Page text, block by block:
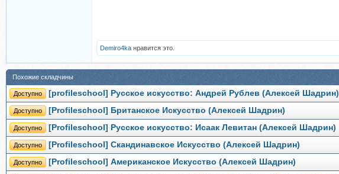
Demiro4ka нравится это.
Похожие складчины
Доступно [profileschool] Русское искусство: Андрей Рублев (Алексей Шадрин)
Доступно [Profileschool] Британское Искусство (Алексей Шадрин)
Доступно [Profileschool] Русское искусство: Исаак Левитан (Алексей Шадрин)
Доступно [Profileschool] Скандинавское Искусство (Алексей Шадрин)
Доступно [Profileschool] Американское Искусство (Алексей Шадрин)